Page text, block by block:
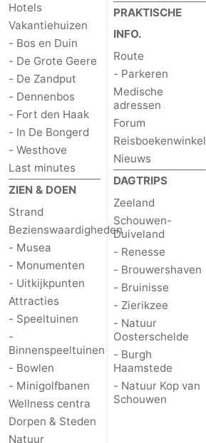
Hotels
Vakantiehuizen
- Bos en Duin
- De Grote Geere
- De Zandput
- Dennenbos
- Fort den Haak
- In De Bongerd
- Westhove
Last minutes
ZIEN & DOEN
Strand
Bezienswaardigheden
- Musea
- Monumenten
- Uitkijkpunten
Attracties
- Speeltuinen
-
Binnenspeeltuinen
- Bowlen
- Minigolfbanen
Wellness centra
Dorpen & Steden
Natuur
PRAKTISCHE
INFO.
Route
- Parkeren
Medische
adressen
Forum
Reisboekenwinkel
Nieuws
DAGTRIPS
Zeeland
Schouwen-
Duiveland
- Renesse
- Brouwershaven
- Bruinisse
- Zierikzee
- Natuur
Oosterschelde
- Burgh
Haamstede
- Natuur Kop van
Schouwen